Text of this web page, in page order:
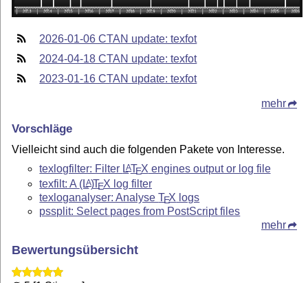
2026-01-06 CTAN update: texfot
2024-04-18 CTAN update: texfot
2023-01-16 CTAN update: texfot
mehr
Vorschläge
Vielleicht sind auch die folgenden Pakete von Interesse.
texlogfilter: Filter LATEX engines output or log file
texfilt: A (LA)TEX log filter
texloganalyser: AnalyseTEX logs
pssplit: Select pages from PostScript files
mehr
Bewertungsübersicht